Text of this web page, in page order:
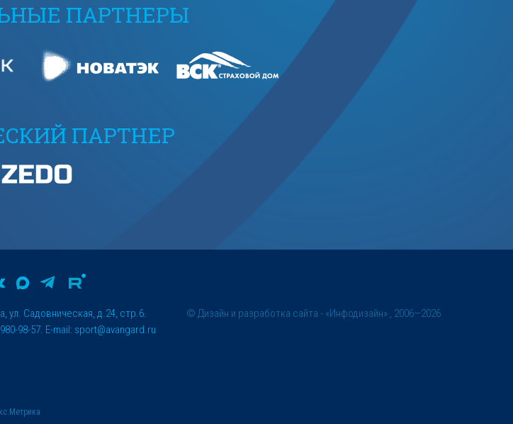
ПАРТНЕРЫ
ПАРТНЕР
ул. Садовническая, д.24, стр.6.
98-57. E-mail: sport@avangard.ru
© Дизайн и разработка сайта - «Инфодизайн» , 2006—2026